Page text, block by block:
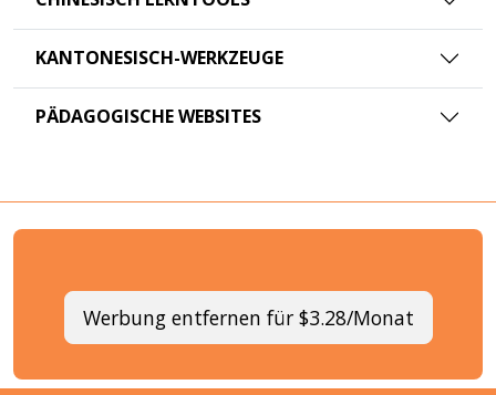
KANTONESISCH-WERKZEUGE
PÄDAGOGISCHE WEBSITES
Werbung entfernen für $3.28/Monat